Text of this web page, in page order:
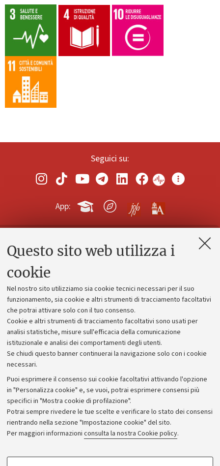
Questo sito web utilizza i
cookie
Nel nostro sito utilizziamo sia cookie tecnici necessari per il suo
funzionamento, sia cookie e altri strumenti di tracciamento facoltativi
che potrai attivare solo con il tuo consenso.
Cookie e altri strumenti di tracciamento facoltativi sono usati per
analisi statistiche, misure sull'efficacia della comunicazione
istituzionale e analisi dei comportamenti degli utenti.
Se chiudi questo banner continuerai la navigazione solo con i cookie
necessari.
Puoi esprimere il consenso sui cookie facoltativi attivando l'opzione
in "Personalizza cookie" e, se vuoi, potrai esprimere consensi più
specifici in "Mostra cookie di profilazione".
Potrai sempre rivedere le tue scelte e verificare lo stato dei consensi
rientrando nella sezione "Impostazione cookie" del sito.
Per maggiori informazioni consulta la nostra Cookie policy.
COOKIE DI PROFILAZIONE - FACOLTATIVI
Seguici su:
App:
Contatti e PEC
Alumni community
Piano strategico
Bilanci
Donazioni e 5x1000
Bandi, gare e concorsi
Albo online
Amministrazione trasparente
Atti di notifica
Informazioni sul sito e accessibilità
Dichiarazione di accessibilità